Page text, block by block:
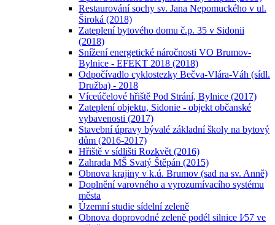
Restaurování sochy sv. Jana Nepomuckého v ul.
Široká (2018)
Zateplení bytového domu č.p. 35 v Sidonii
(2018)
Snížení energetické náročnosti VO Brumov-
Bylnice - EFEKT 2018 (2018)
Odpočívadlo cyklostezky Bečva-Vlára-Váh (sídl.
Družba) - 2018
Víceúčelové hřiště Pod Strání, Bylnice (2017)
Zateplení objektu, Sidonie - objekt občanské
vybavenosti (2017)
Stavební úpravy bývalé základní školy na bytový
dům (2016-2017)
Hřiště v sídlišti Rozkvět (2016)
Zahrada MŠ Svatý Štěpán (2015)
Obnova krajiny v k.ú. Brumov (sad na sv. Anně)
Doplnění varovného a vyrozumívacího systému
města
Územní studie sídelní zeleně
Obnova doprovodné zeleně podél silnice I⁄57 ve